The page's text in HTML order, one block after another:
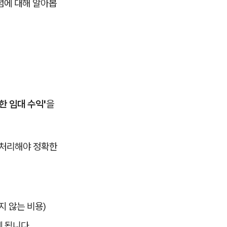
에 대해 알아봅
임대 수익'을
리해야 정확한
않는 비용)